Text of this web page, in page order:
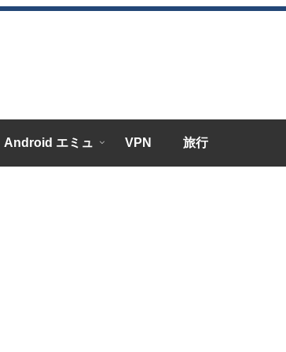
Android エミュ VPN 旅行